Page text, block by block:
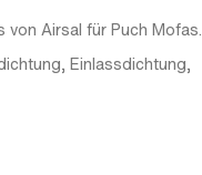
Airsal für Puch Mofas.
Einlassdichtung,